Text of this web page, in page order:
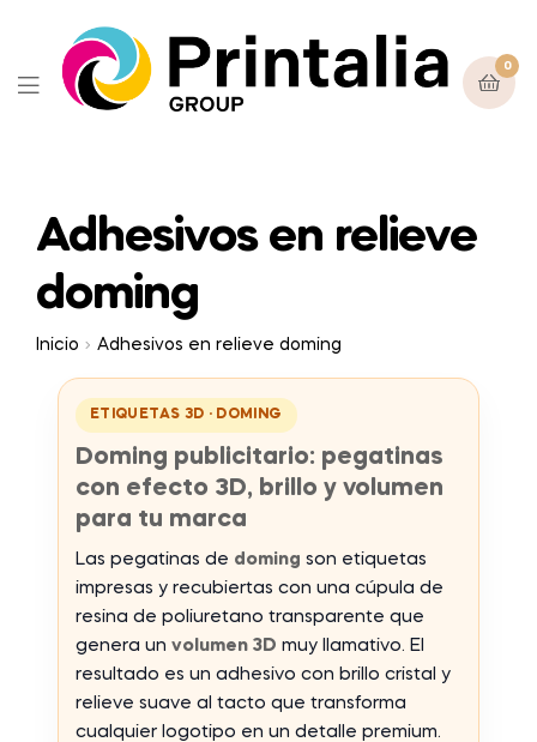
0
Adhesivos en relieve
doming
Inicio Adhesivos en relieve doming
ETIQUETAS 3D · DOMING
Doming publicitario: pegatinas
con efecto 3D, brillo y volumen
para tu marca
Las pegatinas de doming son etiquetas
impresas y recubiertas con una cúpula de
resina de poliuretano transparente que
genera un volumen 3D muy llamativo. El
resultado es un adhesivo con brillo cristal y
relieve suave al tacto que transforma
cualquier logotipo en un detalle premium.